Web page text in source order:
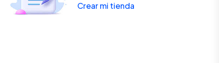
Crear mi tienda